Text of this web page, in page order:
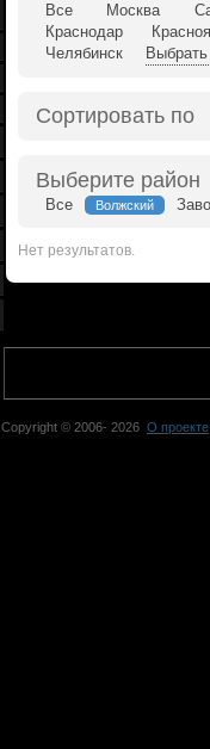
Все Москва
Краснодар
Челябинск
Сортировать по
Выберите район
Все Волжский
Нет результатов.
Copyright © 2006- 2026 О проекте